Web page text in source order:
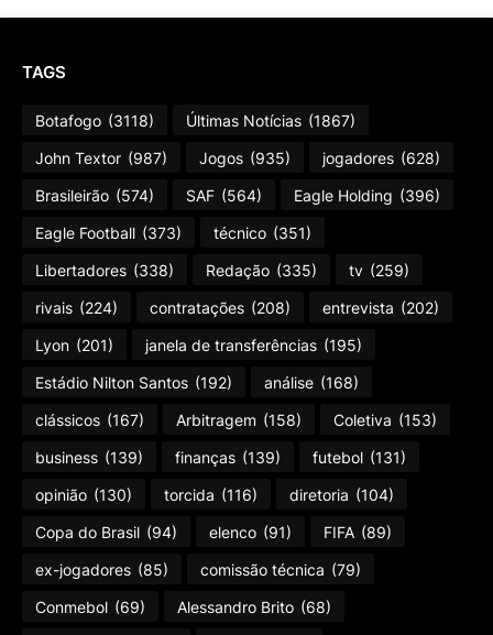
TAGS
Botafogo (3118) Últimas Notícias (1867)
John Textor (987) Jogos (935) jogadores (628)
Brasileirão (574) SAF (564) Eagle Holding (396)
Eagle Football (373) técnico (351)
Libertadores (338) Redação (335) tv (259)
rivais (224) contratações (208) entrevista (202)
Lyon (201) janela de transferências (195)
Estádio Nilton Santos (192) análise (168)
clássicos (167) Arbitragem (158) Coletiva (153)
business (139) finanças (139) futebol (131)
opinião (130) torcida (116) diretoria (104)
Copa do Brasil (94) elenco (91) FIFA (89)
ex-jogadores (85) comissão técnica (79)
Conmebol (69) Alessandro Brito (68)